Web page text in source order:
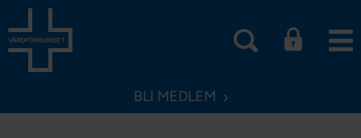
BLI MEDLEM